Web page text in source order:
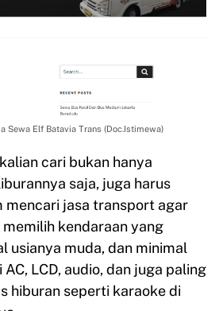
Sewa Elf Batavia Trans (Doc.Istimewa)
cari bukan hanya
saja, juga harus
mencari jasa transport agar
kendaraan yang
usianya muda, dan minimal
LCD, audio, dan juga paling
hiburan seperti karaoke di